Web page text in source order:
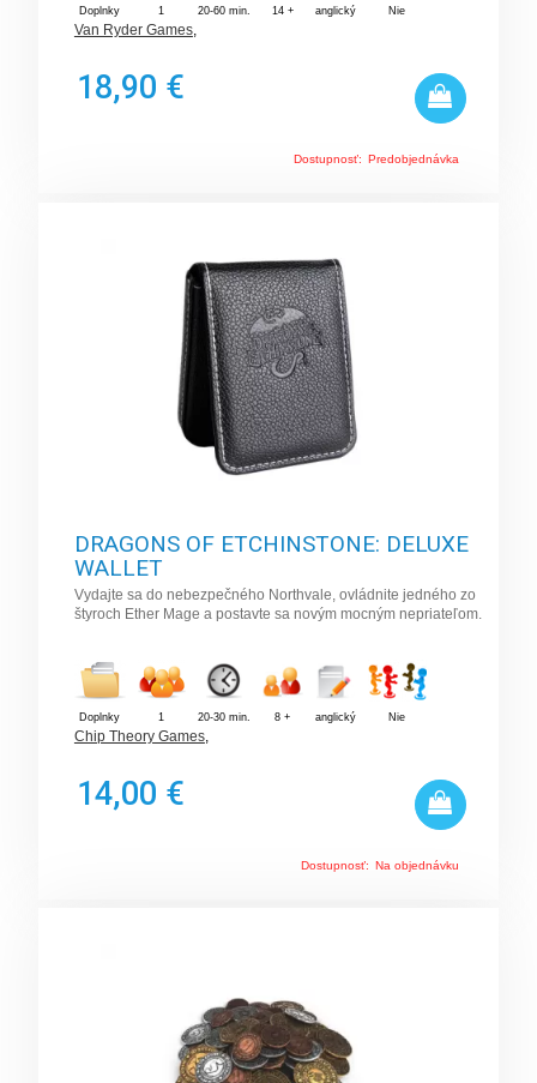
Doplnky 1 20-60 min. 14 + anglický Nie
Van Ryder Games,
18,90 €
Dostupnosť: Predobjednávka
DRAGONS OF ETCHINSTONE: DELUXE
WALLET
Vydajte sa do nebezpečného Northvale, ovládnite jedného zo
štyroch Ether Mage a postavte sa novým mocným nepriateľom.
Doplnky 1 20-30 min. 8 + anglický Nie
Chip Theory Games,
14,00 €
Dostupnosť: Na objednávku